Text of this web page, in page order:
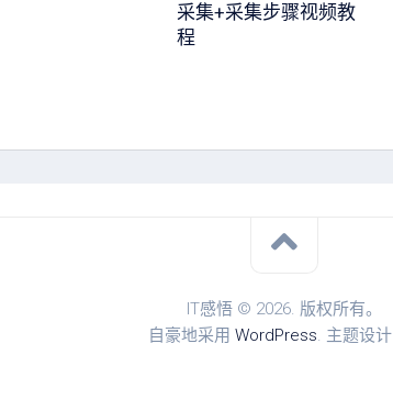
采集+采集步骤视频教
程
IT感悟 © 2026. 版权所有。
自豪地采用 WordPress. 主题设